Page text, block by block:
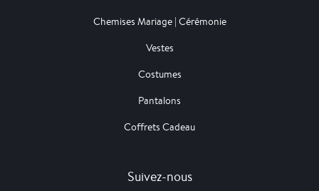
Chemises Mariage | Cérémonie
Vestes
Costumes
Pantalons
Coffrets Cadeau
Suivez-nous